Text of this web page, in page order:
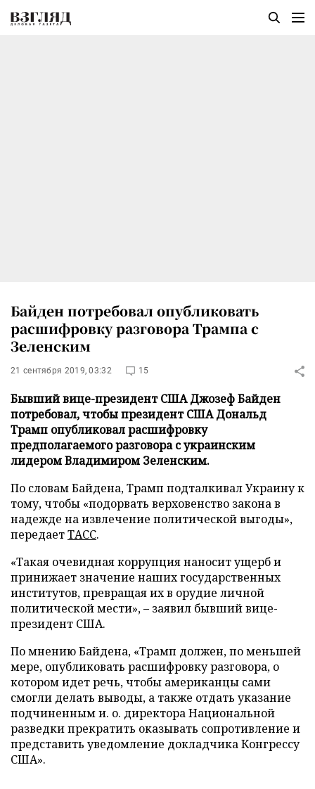
Байден потребовал опубликовать
расшифровку разговора Трампа с
Зеленским
21 сентября 2019, 03:32 15
Бывший вице-президент США Джозеф Байден
потребовал, чтобы президент США Дональд
Трамп опубликовал расшифровку
предполагаемого разговора с украинским
лидером Владимиром Зеленским.
По словам Байдена, Трамп подталкивал Украину к
тому, чтобы «подорвать верховенство закона в
надежде на извлечение политической выгоды»,
передаетТАСС.
«Такая очевидная коррупция наносит ущерб и
принижает значение наших государственных
институтов, превращая их в орудие личной
политической мести», – заявил бывший вице-
президент США.
По мнению Байдена, «Трамп должен, по меньшей
мере, опубликовать расшифровку разговора, о
котором идет речь, чтобы американцы сами
смогли делать выводы, а также отдать указание
подчиненным и. о. директора Национальной
разведки прекратить оказывать сопротивление и
представить уведомление докладчика Конгрессу
США».